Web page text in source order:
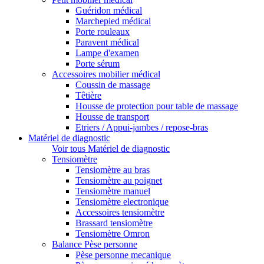
Guéridon médical
Marchepied médical
Porte rouleaux
Paravent médical
Lampe d'examen
Porte sérum
Accessoires mobilier médical
Coussin de massage
Têtière
Housse de protection pour table de massage
Housse de transport
Etriers / Appui-jambes / repose-bras
Matériel de diagnostic
Voir tous Matériel de diagnostic
Tensiomètre
Tensiomètre au bras
Tensiomètre au poignet
Tensiomètre manuel
Tensiomètre electronique
Accessoires tensiomètre
Brassard tensiomètre
Tensiomètre Omron
Balance Pèse personne
Pèse personne mecanique